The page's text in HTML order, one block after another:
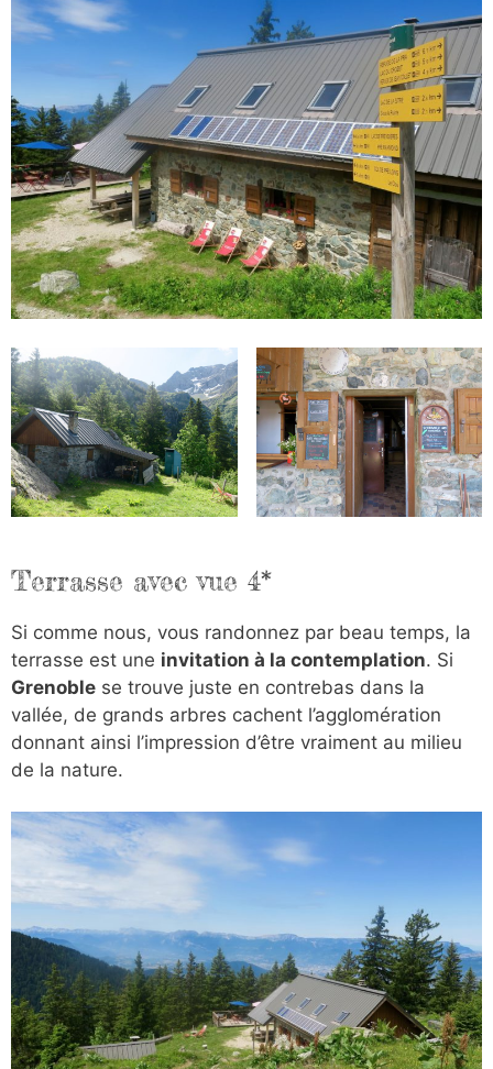
Terrasse avec vue 4*
Si comme nous, vous randonnez par beau temps, la
terrasse est une invitation à la contemplation. Si
Grenoble se trouve juste en contrebas dans la
vallée, de grands arbres cachent l’agglomération
donnant ainsi l’impression d’être vraiment au milieu
de la nature.